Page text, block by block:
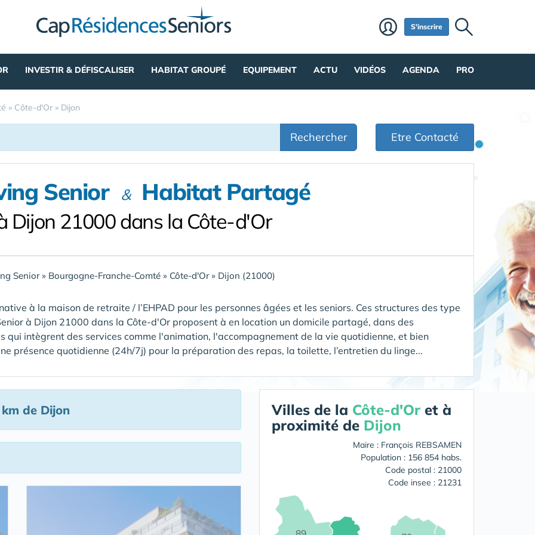
S'inscrire
INVESTIR & DÉFISCALISER HABITAT GROUPÉ EQUIPEMENT ACTU VIDÉOS AGENDA PRO
» Côte-d'Or » Dijon
Rechercher Etre Contacté
Senior & Habitat Partagé
Dijon 21000 dans la Côte-d'Or
Senior» Bourgogne-Franche-Comté » Côte-d'Or» Dijon (21000)
à la maison de retraite / l’EHPAD pour les personnes âgées et les seniors. Ces structures des type
à Dijon 21000 dans la Côte-d'Or proposent à en location un domicile partagé, dans des
qui intègrent des services comme l'animation, l'accompagnement de la vie quotidienne, et bien
présence quotidienne (24h/7j) pour la préparation des repas, la toilette, l’entretien du linge...
de Dijon Villes de la Côte-d'Or et à
proximité de Dijon
Maire : François REBSAMEN
Population : 156 854 habs.
Code postal : 21000
Code insee : 21231